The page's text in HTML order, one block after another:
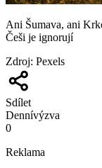
Ani Šumava, ani
Češi je ignorují
Zdroj: Pexels
Sdílet
Dennívýzva
0
Reklama